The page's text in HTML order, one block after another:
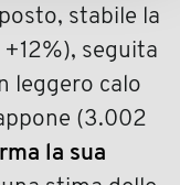
stabile la
seguita
leggero calo
(3.002
la sua